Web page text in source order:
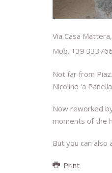
Via Casa
Mob. +39
Not far from
Nicolino ‘a
Now reworked
moments of the
But you can also
Print